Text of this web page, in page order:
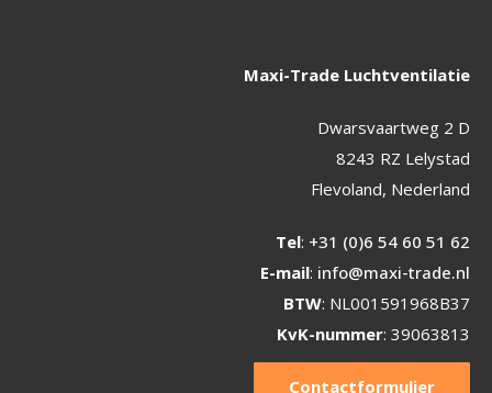
Maxi-Trade Luchtventilatie
Dwarsvaartweg 2 D
8243 RZ Lelystad
Flevoland, Nederland
Tel: +31 (0)6 54 60 51 62
E-mail: info@maxi-trade.nl
BTW: NL001591968B37
KvK-nummer: 39063813
Contactformulier